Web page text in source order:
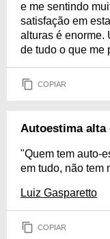
e me sentindo
satisfação em
alturas é enorme.
de tudo o que me
COPIAR
Autoestima alta
"Quem tem auto-
em tudo, não tem
Luiz Gasparetto
COPIAR